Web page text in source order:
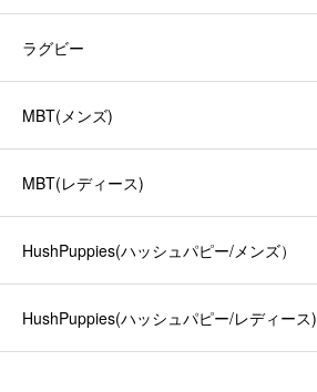
ラグビー
MBT(メンズ)
MBT(レディース)
HushPuppies(ハッシュパピー/メンズ）
HushPuppies(ハッシュパピー/レディース)